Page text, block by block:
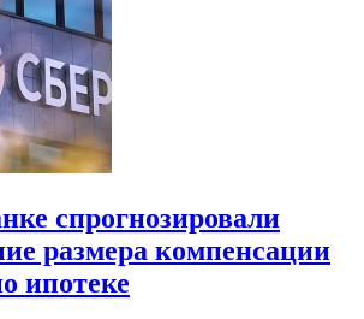
спрогнозировали
размера компенсации
ипотеке